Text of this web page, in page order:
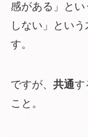
感がある」と
しない」とい
す。
ですが、 共通す
こと。